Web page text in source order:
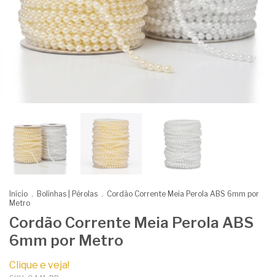
Início . Bolinhas | Pérolas . Cordão Corrente Meia Perola ABS 6mm por
Metro
Cordão Corrente Meia Perola ABS
6mm por Metro
Clique e veja!